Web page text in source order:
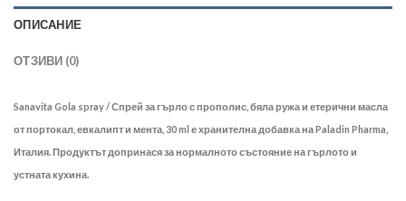
ОПИСАНИЕ
ОТЗИВИ (0)
Sanavita Gola spray / Спрей за гърло с прополис, бяла ружа и етерични масла
от портокал, евкалипт и мента, 30 ml е хранителна добавка на Paladin Pharma,
Италия. Продуктът допринася за нормалното състояние на гърлото и
устната кухина.